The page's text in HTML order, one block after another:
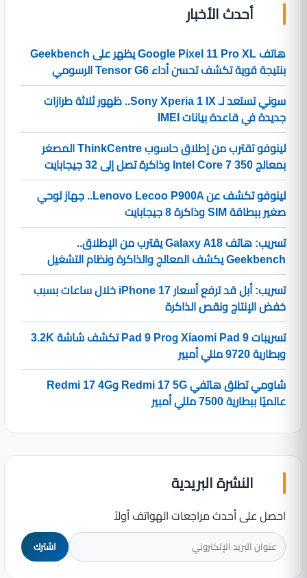
أحدث الأخبار
هاتف Google Pixel 11 Pro XL يظهر على Geekbench
بنتيجة قوية تكشف تحسن أداء Tensor G6 الرسومي
سوني تستعد لـ Sony Xperia 1 IX.. ظهور ثلاثة طرازات
جديدة في قاعدة بيانات IMEI
لينوفو تقترب من إطلاق حاسوب ThinkCentre المصغر
بمعالج Intel Core 7 350 وذاكرة تصل إلى 32 جيجابايت
لينوفو تكشف عن Lenovo Lecoo P900A.. جهاز لوحي
صغير ببطاقة SIM وذاكرة 8 جيجابايت
تسريب: هاتف Galaxy A18 يقترب من الإطلاق..
Geekbench يكشف المعالج والذاكرة ونظام التشغيل
تسريب: أبل قد ترفع أسعار iPhone 17 خلال ساعات بسبب
خفض الإنتاج ونقص الذاكرة
تسريبات Xiaomi Pad 9 وPad 9 Pro تكشف شاشة 3.2K
وبطارية 9720 مللي أمبير
شاومي تطلق هاتفي Redmi 17 5G وRedmi 17 4G
عالميًا ببطارية 7500 مللي أمبير
النشرة البريدية
احصل على أحدث مراجعات الهواتف أولاً
اشترك